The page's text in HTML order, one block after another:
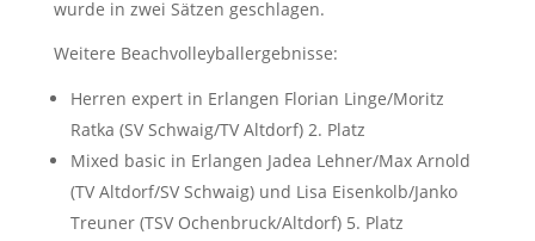
wurde in zwei Sätzen geschlagen.
Weitere Beachvolleyballergebnisse:
Herren expert in Erlangen Florian Linge/Moritz
Ratka (SV Schwaig/TV Altdorf) 2. Platz
Mixed basic in Erlangen Jadea Lehner/Max Arnold
(TV Altdorf/SV Schwaig) und Lisa Eisenkolb/Janko
Treuner (TSV Ochenbruck/Altdorf) 5. Platz